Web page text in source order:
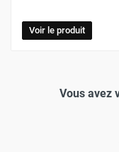
Voir le produit
Vous avez